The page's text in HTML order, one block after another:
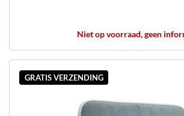
Niet op voorraad, geen
GRATIS VERZENDING